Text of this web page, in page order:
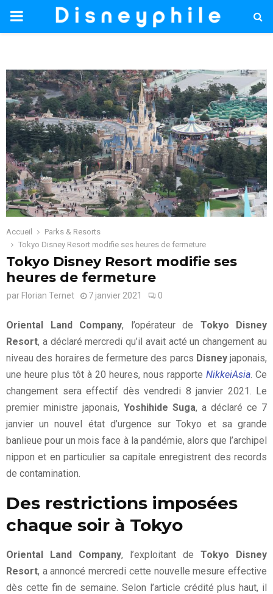
PRIMARY
Accueil
Parks & Resorts
Tokyo Disney Resort modifie ses heures de fermeture
Tokyo Disney Resort modifie ses
heures de fermeture
par Florian Ternet 7 janvier 2021 0
Oriental Land Company, l’opérateur de Tokyo Disney
Resort, a déclaré mercredi qu’il avait acté un changement au
niveau des horaires de fermeture des parcs Disneyjaponais,
une heure plus tôt à 20 heures, nous rapporte NikkeiAsia . Ce
changement sera effectif dès vendredi 8 janvier 2021. Le
premier ministre japonais, Yoshihide Suga, a déclaré ce 7
janvier un nouvel état d’urgence sur Tokyo et sa grande
banlieue pour un mois face à la pandémie, alors que l’archipel
nippon et en particulier sa capitale enregistrent des records
de contamination.
Des restrictions imposées
chaque soir à Tokyo
Oriental Land Company, l’exploitant de Tokyo Disney
Resort, a annoncé mercredi cette nouvelle mesure effective
dès cette fin de semaine. Selon l’article crédité plus haut, il